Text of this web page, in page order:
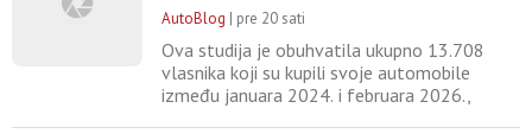
čime Mercedes želi da podigne
AutoBlog | pre 20 sati
Ova studija je obuhvatila ukupno 13.708
vlasnika koji su kupili svoje automobile
između januara 2024. i februara 2026.,